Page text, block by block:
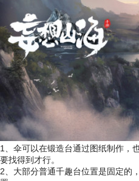
1、伞可以在锻造台通过图纸制作，
要找得到才行。
2、大部分普通千趣台位置是固定的